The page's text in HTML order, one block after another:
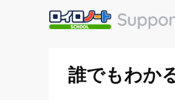
誰でもわか